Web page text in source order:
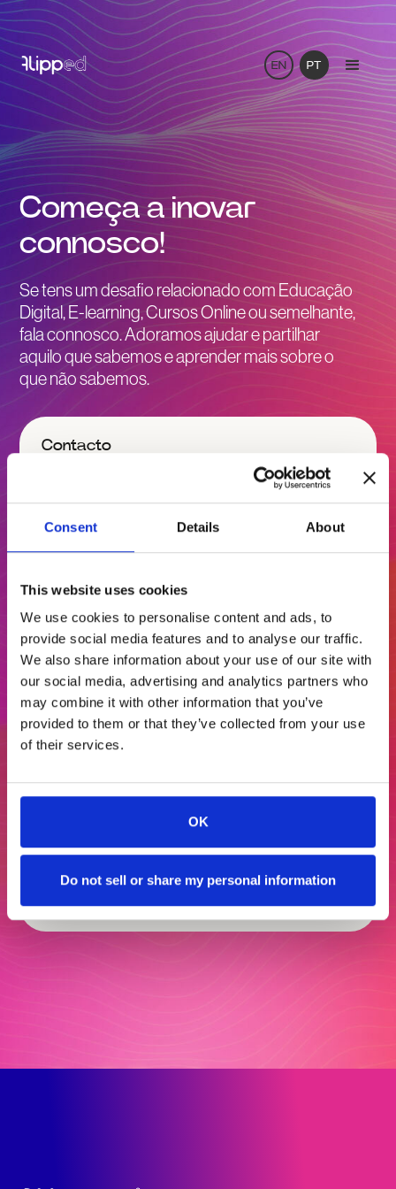
Consent Details About
This website uses cookies
We use cookies to personalise content and ads, to
provide social media features and to analyse our traffic.
We also share information about your use of our site with
our social media, advertising and analytics partners who
may combine it with other information that you’ve
provided to them or that they’ve collected from your use
of their services.
OK
Do not sell or share my personal information
EN PT
Começa a inovar
connosco!
Se tens um desafio relacionado com Educação
Digital, E-learning, Cursos Online ou semelhante,
fala connosco. Adoramos ajudar e partilhar
aquilo que sabemos e aprender mais sobre o
que não sabemos.
Contacto
Projeto
Política de Privacidade